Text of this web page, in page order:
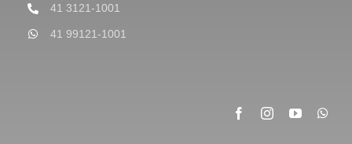
41 3121-1001
41 99121-1001